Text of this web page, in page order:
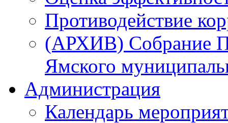
Противодействие
(АРХИВ) Собрание
Ямского
Администрация
Календарь